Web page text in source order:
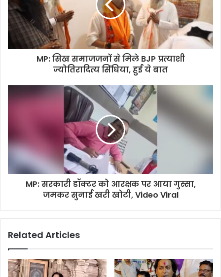
MP: सिख समाजजनों से मिले BJP प्रत्याशी
ज्योतिरादित्य सिंधिया, हुई ये बात
MP: सरकारी डॉक्टर को आरक्षक पर आया गुस्सा,
जमकर सुनाई खरी खोटी, Video Viral
Related Articles